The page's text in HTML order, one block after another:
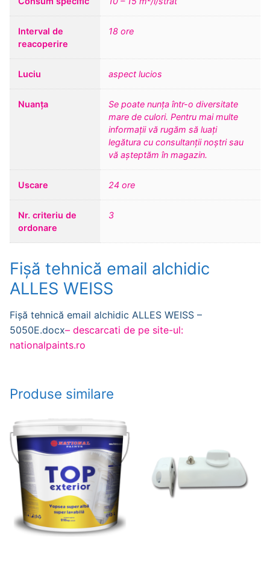
Interval de
reacoperire
18 ore
Luciu aspect lucios
Nuanța
Se poate nunța într-o diversitate
mare de culori. Pentru mai multe
informații vă rugăm să luați
legătura cu consultanții noștri sau
vă așteptăm în magazin.
Uscare 24 ore
Nr. criteriu de
ordonare
3
Fișă tehnică email alchidic
ALLES WEISS
Fișă tehnică email alchidic ALLES WEISS –
5050E.docx– descarcati de pe site-ul:
nationalpaints.ro
Produse similare